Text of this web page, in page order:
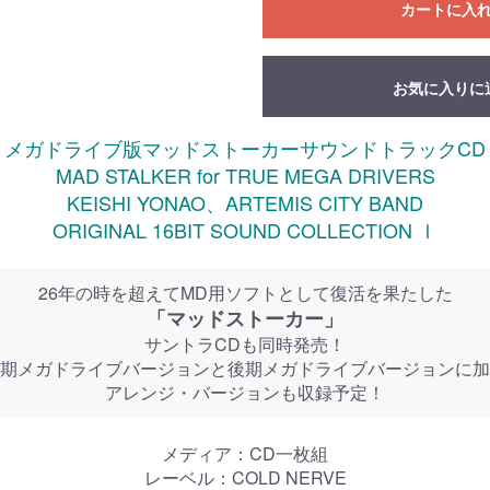
カートに入
お気に入りに
メガドライブ版マッドストーカーサウンドトラックCD
MAD STALKER for TRUE MEGA DRIVERS
KEISHI YONAO、ARTEMIS CITY BAND
ORIGINAL 16BIT SOUND COLLECTION Ⅰ
26年の時を超えてMD用ソフトとして復活を果たした
「マッドストーカー」
サントラCDも同時発売！
メガドライブバージョンと後期メガドライブバージョンに加
アレンジ・バージョンも収録予定！
メディア：CD一枚組
レーベル：COLD NERVE